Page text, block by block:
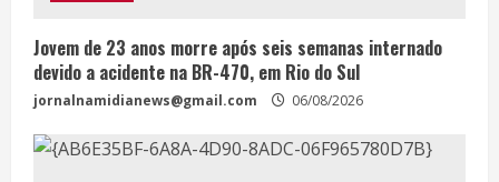
Jovem de 23 anos morre após seis semanas internado
devido a acidente na BR-470, em Rio do Sul
jornalnamidianews@gmail.com 06/08/2026